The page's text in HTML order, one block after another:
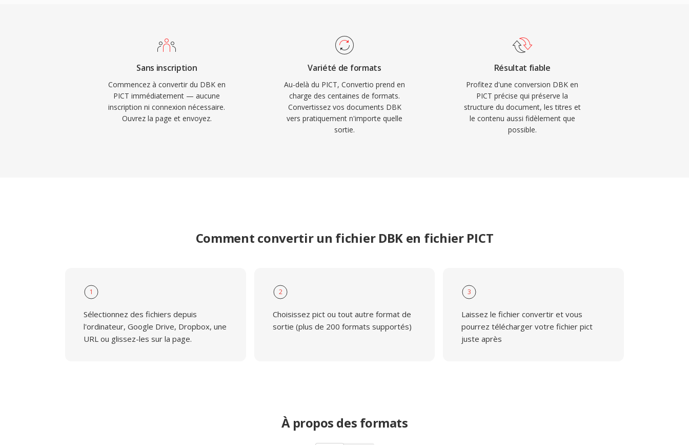
Sans inscription
Commencez à convertir du DBK en
PICT immédiatement — aucune
inscription ni connexion nécessaire.
Ouvrez la page et envoyez.
Variété de formats
Au-delà du PICT, Convertio prend en
charge des centaines de formats.
Convertissez vos documents DBK
vers pratiquement n'importe quelle
sortie.
Résultat fiable
Profitez d'une conversion DBK en
PICT précise qui préserve la
structure du document, les titres et
le contenu aussi fidèlement que
possible.
Comment convertir un fichier DBK en fichier PICT
1
Sélectionnez des fichiers depuis
l'ordinateur, Google Drive, Dropbox, une
URL ou glissez-les sur la page.
2
Choisissez pict ou tout autre format de
sortie (plus de 200 formats supportés)
3
Laissez le fichier convertir et vous
pourrez télécharger votre fichier pict
juste après
À propos des formats